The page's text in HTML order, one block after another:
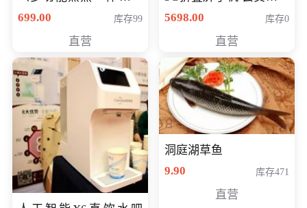
（智能升降养生锅） 会
699.00 库存99
直营
购买价格 4998元
5698.00 库存0
直营
洞庭湖草鱼
9.90
库存471
直营